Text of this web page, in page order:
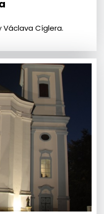
Václava Cíglera.